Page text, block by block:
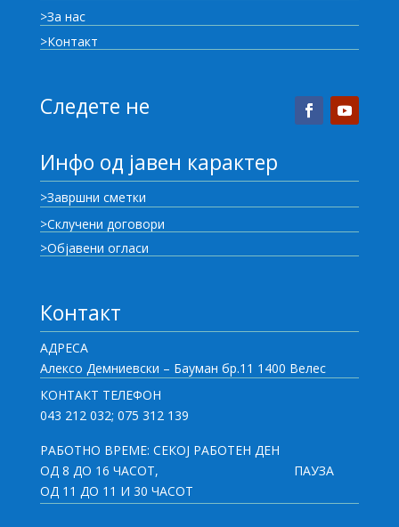
>За нас
>Контакт
Следете не
Инфо од јавен карактер
>Завршни сметки
>Склучени договори
>Објавени огласи
Контакт
АДРЕСА
Алексо Демниевски – Бауман бр.11 1400 Велес
КОНТАКТ ТЕЛЕФОН
043 212 032; 075 312 139
РАБОТНО ВРЕМЕ: СЕКОЈ РАБОТЕН ДЕН
ОД 8 ДО 16 ЧАСОТ, ПАУЗА
ОД 11 ДО 11 И 30 ЧАСОТ